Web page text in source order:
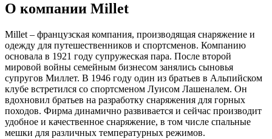
О компании Millet
Millet – французская компания, производящая снаряжение и
одежду для путешественников и спортсменов. Компанию
основала в 1921 году супружеская пара. После второй
мировой войны семейным бизнесом занялись сыновья
супругов Миллет. В 1946 году один из братьев в Альпийском
клубе встретился со спортсменом Луисом Лашеналем. Он
вдохновил братьев на разработку снаряжения для горных
походов. Фирма динамично развивается и сейчас производит
удобное и качественное снаряжение, в том числе спальные
мешки для различных температурных режимов.